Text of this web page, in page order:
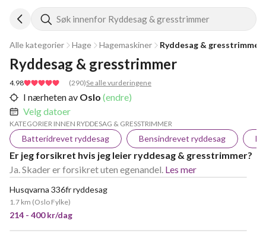
Søk innenfor Ryddesag & gresstrimmer
Alle kategorier Hage Hagemaskiner Ryddesag & gresstrimmer
4.98 (290)Se alle vurderingene
Ryddesag & gresstrimmer
I nærheten av Oslo (endre)
Velg datoer
KATEGORIER INNEN RYDDESAG & GRESSTRIMMER
Batteridrevet ryddesag Bensindrevet ryddesag
Er jeg forsikret hvis jeg leier ryddesag & gresstrimmer?
Ja. Skader er forsikret uten egenandel. Les mer
Husqvarna 336fr ryddesag
1.7 km (Oslo Fylke)
214 - 400 kr/dag